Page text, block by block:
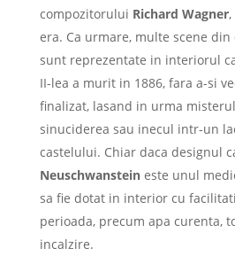
compozitorului Richard Wagner,
era. Ca urmare, multe scene
sunt reprezentate in interiorul
II-lea a murit in 1886, fara a-si
finalizat, lasand in urma
sinuciderea sau inecul intr-un
castelului. Chiar daca designul
Neuschwansteineste unul
sa fie dotat in interior cu
perioada, precum apa curenta,
incalzire.